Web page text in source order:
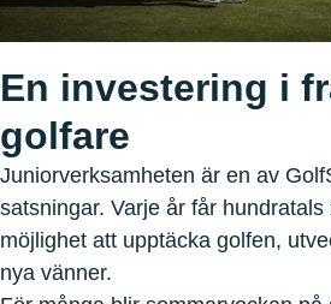
En investering i
golfare
Juniorverksamheten är en av
satsningar. Varje år får
möjlighet att upptäcka golfen,
nya vänner.